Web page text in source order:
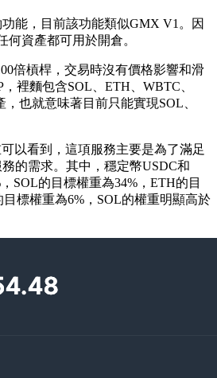
能，目前該功能類似GMX V1。因
何資產都可用於開倉。
倍槓桿，交易時沒有價格影響和滑
裡麵包含SOL、ETH、WBTC、
也就意味著目前只能實現SOL、
以看到，這項服務主要是為了滿足
務的需求。其中，穩定幣USDC和
SOL的目標權重為34%，ETH的目
標權重為6%，SOL的權重明顯高於